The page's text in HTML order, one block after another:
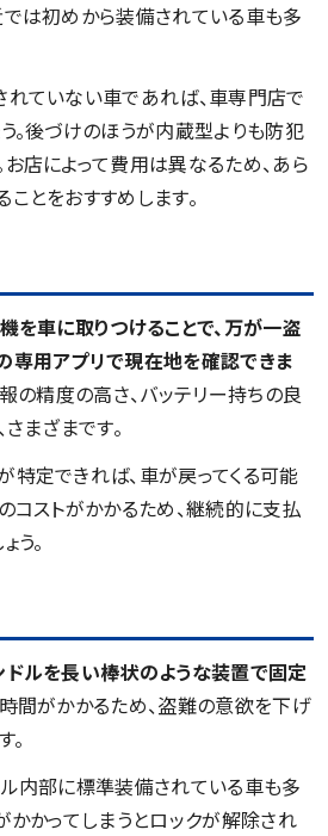
では初めから装備されている車も多
れていない車であれば、車専門店で
。後づけのほうが内蔵型よりも防犯
店によって費用は異なるため、あら
とをおすすめします。
を車に取りつけることで、万が一盗
専用アプリで現在地を確認できま
の精度の高さ、バッテリー持ちの良
まざまです。
定できれば、車が戻ってくる可能
コストがかかるため、継続的に支払
う。
ドルを長い棒状のような装置で固定
間がかかるため、盗難の意欲を下げ
。
内部に標準装備されている車も多
かかってしまうとロックが解除され